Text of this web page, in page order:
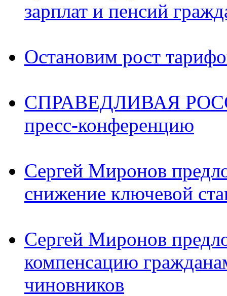
зарплат и пенсий
Остановим рост
СПРАВЕДЛИВАЯ
пресс-конференцию
Сергей Миронов
снижение ключевой
Сергей Миронов
компенсацию
чиновников